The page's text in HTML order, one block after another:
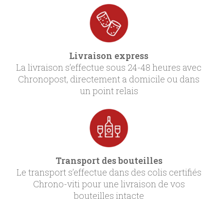
Livraison express
La livraison s’effectue sous 24-48 heures avec
Chronopost, directement a domicile ou dans
un point relais
Transport des bouteilles
Le transport s’effectue dans des colis certifiés
Chrono-viti pour une livraison de vos
bouteilles intacte